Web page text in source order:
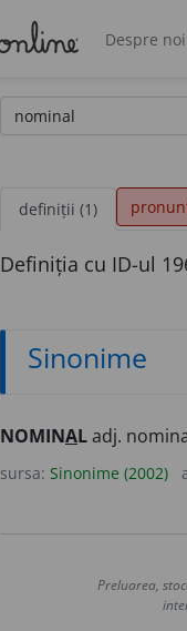
Despre noi
definiții (1)
Definiția cu ID-ul
Sinonime
NOMINALadj.
sursa: Sinonime (2002)
Preluarea,